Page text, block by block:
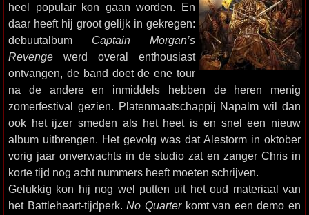
heel populair kon gaan worden. En
daar heeft hij groot gelijk in gekregen:
debuutalbum Captain Morgan’s
Revenge werd overal enthousiast
ontvangen, de band doet de ene tour
na de andere en inmiddels hebben de heren menig
zomerfestival gezien. Platenmaatschappij Napalm wil dan
ook het ijzer smeden als het heet is en snel een nieuw
album uitbrengen. Het gevolg was dat Alestorm in oktober
vorig jaar onverwachts in de studio zat en zanger Chris in
korte tijd nog acht nummers heeft moeten schrijven.
Gelukkig kon hij nog wel putten uit het oud materiaal van
het Battleheart-tijdperk.No Quarterkomt van een demo en